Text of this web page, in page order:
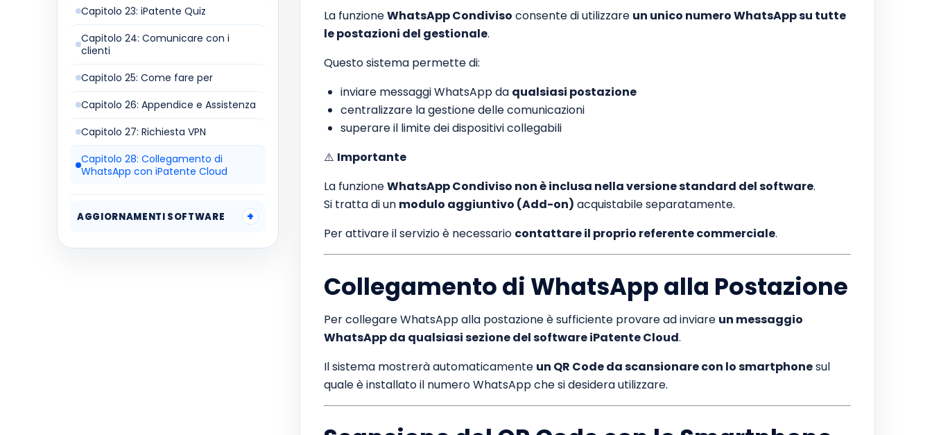
Capitolo 23: iPatente Quiz
Capitolo 24: Comunicare con i
clienti
Capitolo 25: Come fare per
Capitolo 26: Appendice e Assistenza
Capitolo 27: Richiesta VPN
Capitolo 28: Collegamento di
WhatsApp con iPatente Cloud
AGGIORNAMENTI SOFTWARE
La funzioneWhatsApp Condiviso consente di utilizzare un unico numero WhatsApp su tutte
le postazioni del gestionale.
Questo sistema permette di:
inviare messaggi WhatsApp da qualsiasi postazione
centralizzare la gestione delle comunicazioni
superare il limite dei dispositivi collegabili
⚠️ Importante
La funzioneWhatsApp Condiviso non è inclusa nella versione standard del software.
Si tratta di un modulo aggiuntivo (Add-on) acquistabile separatamente.
Per attivare il servizio è necessario contattare il proprio referente commerciale.
Collegamento di WhatsApp alla Postazione
Per collegare WhatsApp alla postazione è sufficiente provare ad inviare un messaggio
WhatsApp da qualsiasi sezione del software iPatente Cloud.
Il sistema mostrerà automaticamente un QR Code da scansionare con lo smartphonesul
quale è installato il numero WhatsApp che si desidera utilizzare.